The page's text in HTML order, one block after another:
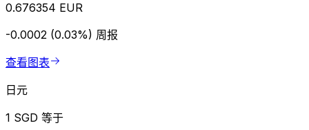
0.676354 EUR
-0.0002 (0.03%) 周报
查看图表
日元
1 SGD 等于